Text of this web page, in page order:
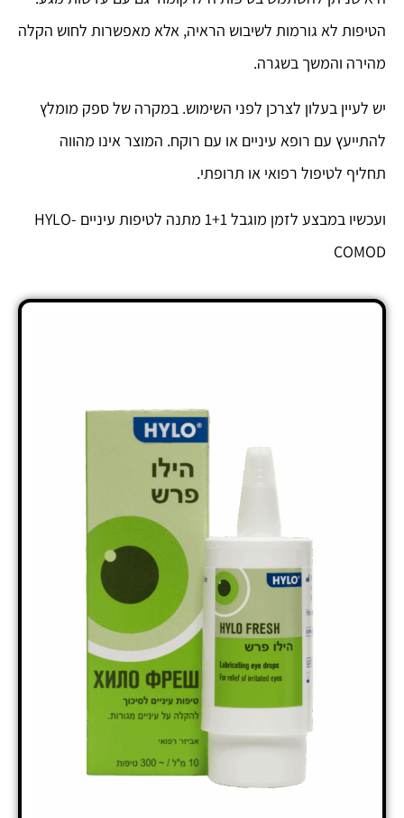
הטיפות לא גורמות לשיבוש הראיה, אלא מאפשרות לחוש הקלה
מהירה והמשך בשגרה.
יש לעיין בעלון לצרכן לפני השימוש. במקרה של ספק מומלץ
להתייעץ עם רופא עיניים או עם רוקח. המוצר אינו מהווה
תחליף לטיפול רפואי או תרופתי.
ועכשיו במבצע לזמן מוגבל 1+1 מתנה לטיפות עיניים HYLO-
COMOD